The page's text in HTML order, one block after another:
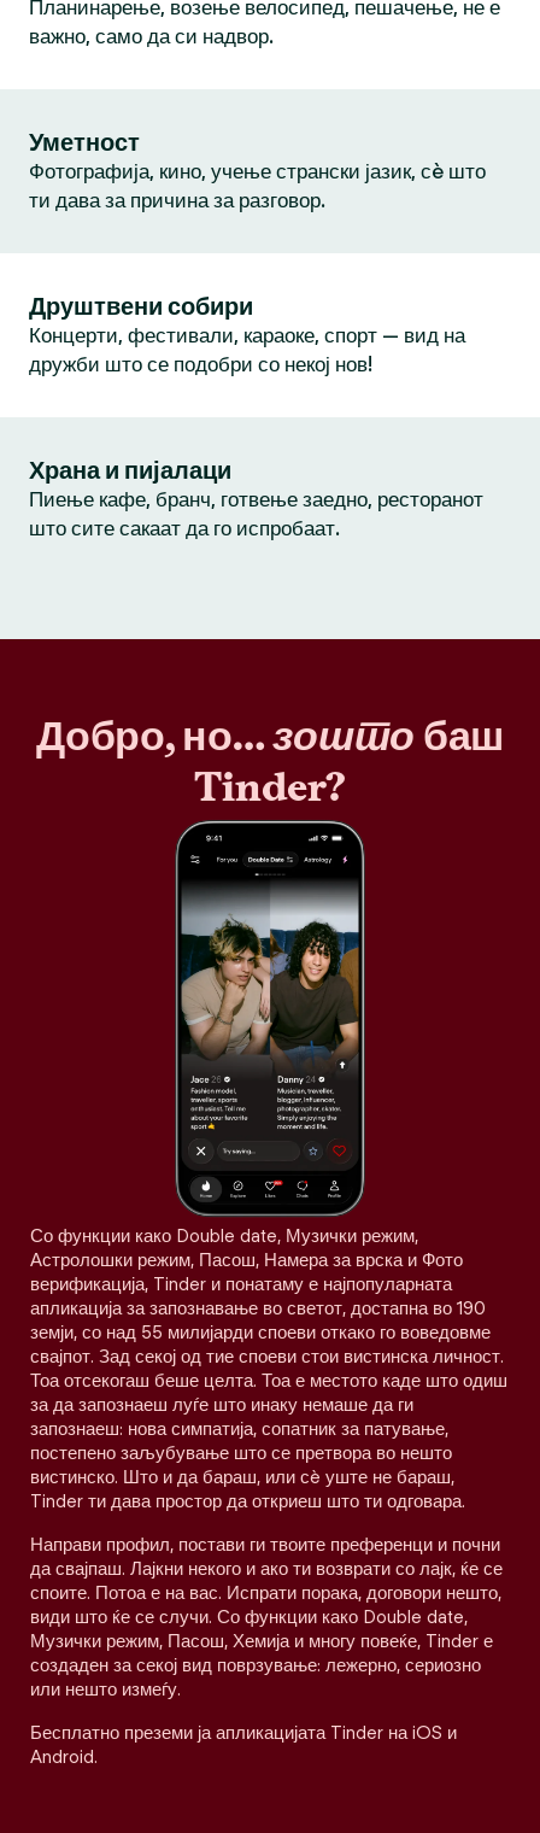
Планинарење, возење велосипед, пешачење, не е
важно, само да си надвор.
Уметност
Фотографија, кино, учење странски јазик, сè што
ти дава за причина за разговор.
Друштвени собири
Концерти, фестивали, караоке, спорт — вид на
дружби што се подобри со некој нов!
Храна и пијалаци
Пиење кафе, бранч, готвење заедно, ресторанот
што сите сакаат да го испробаат.
Добро, но…зошто баш
Tinder?
Со функции како Double date, Музички режим,
Астролошки режим, Пасош, Намера за врска и Фото
верификација, Tinder и понатаму е најпопуларната
апликација за запознавање во светот, достапна во 190
земји, со над 55 милијарди споеви откако го воведовме
свајпот. Зад секој од тие споеви стои вистинска личност.
Тоа отсекогаш беше целта. Тоа е местото каде што одиш
за да запознаеш луѓе што инаку немаше да ги
запознаеш: нова симпатија, сопатник за патување,
постепено заљубување што се претвора во нешто
вистинско. Што и да бараш, или сè уште не бараш,
Tinder ти дава простор да откриеш што ти одговара.
Направи профил, постави ги твоите преференци и почни
да свајпаш. Лајкни некого и ако ти возврати со лајк, ќе се
споите. Потоа е на вас. Испрати порака, договори нешто,
види што ќе се случи. Со функции како Double date,
Музички режим, Пасош, Хемија и многу повеќе, Tinder е
создаден за секој вид поврзување: лежерно, сериозно
или нешто измеѓу.
Бесплатно преземи ја апликацијата Tinder на iOS и
Android.